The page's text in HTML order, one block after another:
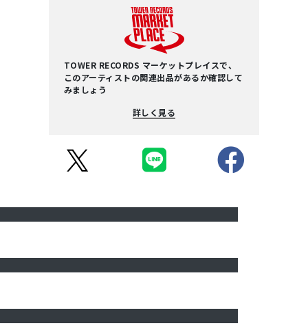
TOWER RECORDS マーケットプレイスで、
このアーティストの関連出品があるか確認して
みましょう
詳しく見る